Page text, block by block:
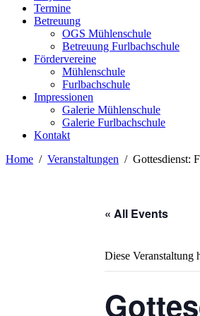
Termine
Betreuung
OGS Mühlenschule
Betreuung Furlbachschule
Fördervereine
Mühlenschule
Furlbachschule
Impressionen
Galerie Mühlenschule
Galerie Furlbachschule
Kontakt
Home
Veranstaltungen Gottesdienst:
« All Events
Diese Veranstaltung